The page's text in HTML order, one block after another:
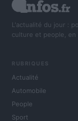
L'actualité du jour :
culture et people, en
RUBRIQUES
Actualité
Automobile
People
Sport